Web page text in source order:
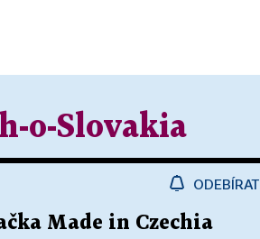
o-Slovakia
ODEBÍRAT
Made in Czechia